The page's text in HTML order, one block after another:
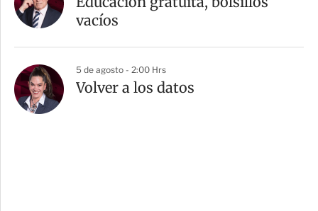
vacíos
5 de agosto - 2:00 Hrs
Volver a los datos